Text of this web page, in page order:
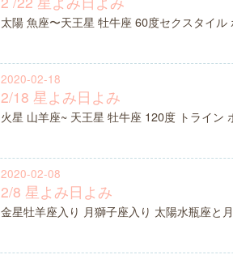
太陽 魚座〜天王星 牡牛座 60度セクスタイ
2020-02-18
2/18 星よみ日よみ
火星 山羊座~ 天王星 牡牛座 120度 トライン
2020-02-08
2/8 星よみ日よみ
金星牡羊座入り 月獅子座入り 太陽水瓶座と